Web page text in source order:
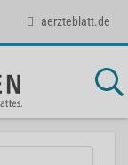
aerzteblatt.de